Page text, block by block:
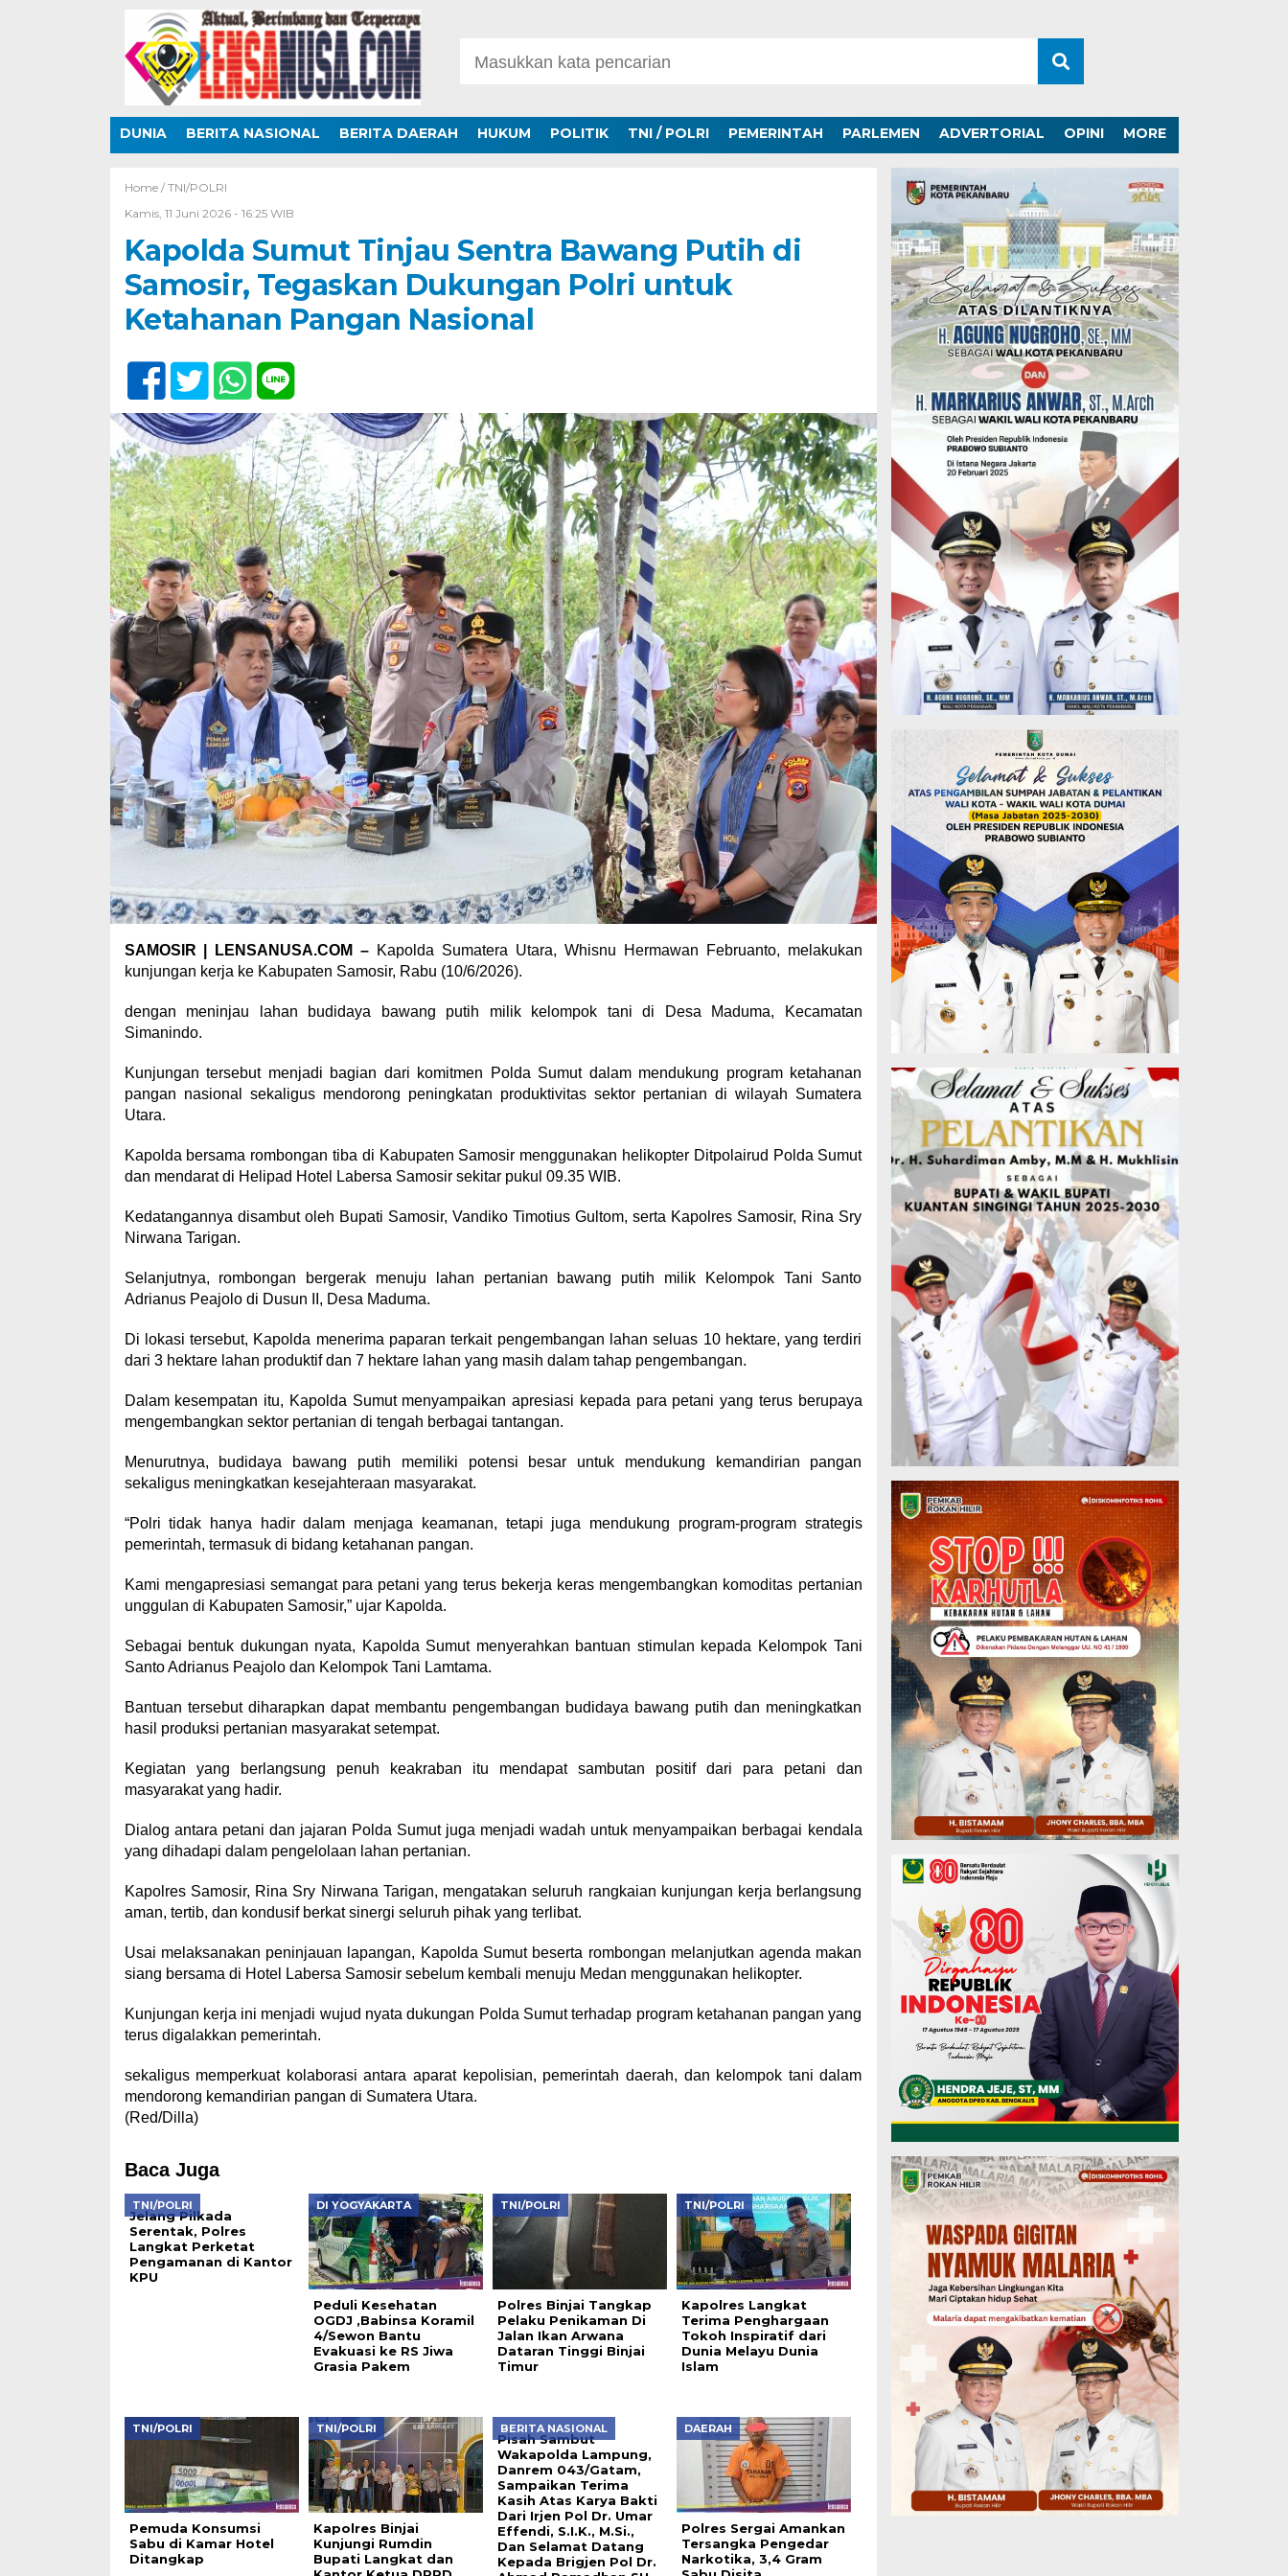
DUNIA BERITA NASIONAL BERITA DAERAH HUKUM POLITIK TNI / POLRI PEMERINTAH PARLEMEN ADVERTORIAL OPINI MORE
Home / TNI/POLRI
Kamis, 11 Juni 2026 - 16:25 WIB
Kapolda Sumut Tinjau Sentra Bawang Putih di
Samosir, Tegaskan Dukungan Polri untuk
Ketahanan Pangan Nasional
SAMOSIR | LENSANUSA.COM – Kapolda Sumatera Utara, Whisnu Hermawan Februanto, melakukan
kunjungan kerja ke Kabupaten Samosir, Rabu (10/6/2026).
dengan meninjau lahan budidaya bawang putih milik kelompok tani di Desa Maduma, Kecamatan
Simanindo.
Kunjungan tersebut menjadi bagian dari komitmen Polda Sumut dalam mendukung program ketahanan
pangan nasional sekaligus mendorong peningkatan produktivitas sektor pertanian di wilayah Sumatera
Utara.
Kapolda bersama rombongan tiba di Kabupaten Samosir menggunakan helikopter Ditpolairud Polda Sumut
dan mendarat di Helipad Hotel Labersa Samosir sekitar pukul 09.35 WIB.
Kedatangannya disambut oleh Bupati Samosir, Vandiko Timotius Gultom, serta Kapolres Samosir, Rina Sry
Nirwana Tarigan.
Selanjutnya, rombongan bergerak menuju lahan pertanian bawang putih milik Kelompok Tani Santo
Adrianus Peajolo di Dusun II, Desa Maduma.
Di lokasi tersebut, Kapolda menerima paparan terkait pengembangan lahan seluas 10 hektare, yang terdiri
dari 3 hektare lahan produktif dan 7 hektare lahan yang masih dalam tahap pengembangan.
Dalam kesempatan itu, Kapolda Sumut menyampaikan apresiasi kepada para petani yang terus berupaya
mengembangkan sektor pertanian di tengah berbagai tantangan.
Menurutnya, budidaya bawang putih memiliki potensi besar untuk mendukung kemandirian pangan
sekaligus meningkatkan kesejahteraan masyarakat.
“Polri tidak hanya hadir dalam menjaga keamanan, tetapi juga mendukung program-program strategis
pemerintah, termasuk di bidang ketahanan pangan.
Kami mengapresiasi semangat para petani yang terus bekerja keras mengembangkan komoditas pertanian
unggulan di Kabupaten Samosir,” ujar Kapolda.
Sebagai bentuk dukungan nyata, Kapolda Sumut menyerahkan bantuan stimulan kepada Kelompok Tani
Santo Adrianus Peajolo dan Kelompok Tani Lamtama.
Bantuan tersebut diharapkan dapat membantu pengembangan budidaya bawang putih dan meningkatkan
hasil produksi pertanian masyarakat setempat.
Kegiatan yang berlangsung penuh keakraban itu mendapat sambutan positif dari para petani dan
masyarakat yang hadir.
Dialog antara petani dan jajaran Polda Sumut juga menjadi wadah untuk menyampaikan berbagai kendala
yang dihadapi dalam pengelolaan lahan pertanian.
Kapolres Samosir, Rina Sry Nirwana Tarigan, mengatakan seluruh rangkaian kunjungan kerja berlangsung
aman, tertib, dan kondusif berkat sinergi seluruh pihak yang terlibat.
Usai melaksanakan peninjauan lapangan, Kapolda Sumut beserta rombongan melanjutkan agenda makan
siang bersama di Hotel Labersa Samosir sebelum kembali menuju Medan menggunakan helikopter.
Kunjungan kerja ini menjadi wujud nyata dukungan Polda Sumut terhadap program ketahanan pangan yang
terus digalakkan pemerintah.
sekaligus memperkuat kolaborasi antara aparat kepolisian, pemerintah daerah, dan kelompok tani dalam
mendorong kemandirian pangan di Sumatera Utara.
(Red/Dilla)
Baca Juga
TNI/POLRI
Jelang Pilkada
Serentak, Polres
Langkat Perketat
Pengamanan di Kantor
KPU
DI YOGYAKARTA
Peduli Kesehatan
OGDJ ,Babinsa Koramil
4/Sewon Bantu
Evakuasi ke RS Jiwa
Grasia Pakem
TNI/POLRI
Polres Binjai Tangkap
Pelaku Penikaman Di
Jalan Ikan Arwana
Dataran Tinggi Binjai
Timur
TNI/POLRI
Kapolres Langkat
Terima Penghargaan
Tokoh Inspiratif dari
Dunia Melayu Dunia
Islam
TNI/POLRI
Pemuda Konsumsi
Sabu di Kamar Hotel
Ditangkap
TNI/POLRI
Kapolres Binjai
Kunjungi Rumdin
Bupati Langkat dan
BERITA NASIONAL
Pisah Sambut
Wakapolda Lampung,
Danrem 043/Gatam,
Sampaikan Terima
Kasih Atas Karya Bakti
Dari Irjen Pol Dr. Umar
Effendi, S.I.K., M.Si.,
Dan Selamat Datang
Kepada Brigjen Pol Dr.
DAERAH
Polres Sergai Amankan
Tersangka Pengedar
Narkotika, 3,4 Gram